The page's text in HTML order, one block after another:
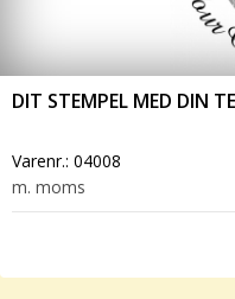
DIT STEMPEL MED DIN
Varenr.: 04008
m. moms